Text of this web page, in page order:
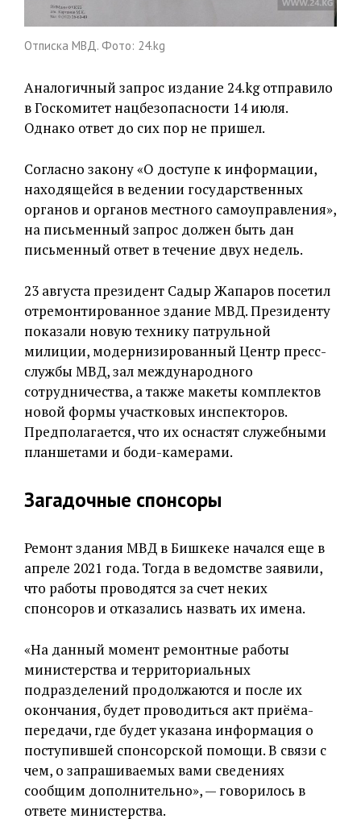
Отписка МВД. Фото: 24.kg
Аналогичный запрос издание 24.kg отправило
в Госкомитет нацбезопасности 14 июля.
Однако ответ до сих пор не пришел.
Согласно закону «О доступе к информации,
находящейся в ведении государственных
органов и органов местного самоуправления»,
на письменный запрос должен быть дан
письменный ответ в течение двух недель.
23 августа президент Садыр Жапаров посетил
отремонтированное здание МВД. Президенту
показали новую технику патрульной
милиции, модернизированный Центр пресс-
службы МВД, зал международного
сотрудничества, а также макеты комплектов
новой формы участковых инспекторов.
Предполагается, что их оснастят служебными
планшетами и боди-камерами.
Загадочные спонсоры
Ремонт здания МВД в Бишкеке начался еще в
апреле 2021 года. Тогда в ведомстве заявили,
что работы проводятся за счет неких
спонсоров и отказались назвать их имена.
«На данный момент ремонтные работы
министерства и территориальных
подразделений продолжаются и после их
окончания, будет проводиться акт приёма-
передачи, где будет указана информация о
поступившей спонсорской помощи. В связи с
чем, о запрашиваемых вами сведениях
сообщим дополнительно», — говорилось в
ответе министерства.